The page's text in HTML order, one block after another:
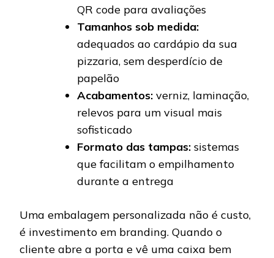
QR code para avaliações
Tamanhos sob medida:
adequados ao cardápio da sua
pizzaria, sem desperdício de
papelão
Acabamentos: verniz, laminação,
relevos para um visual mais
sofisticado
Formato das tampas: sistemas
que facilitam o empilhamento
durante a entrega
Uma embalagem personalizada não é custo,
é investimento em branding. Quando o
cliente abre a porta e vê uma caixa bem